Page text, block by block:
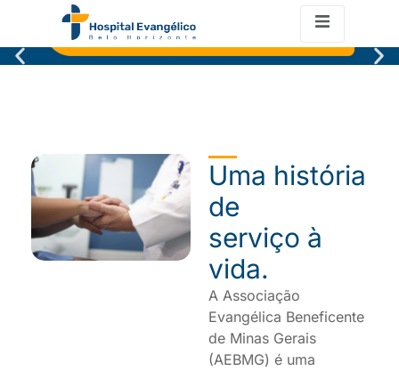
Uma história
de
serviço à
vida.
A Associação
Evangélica Beneficente
de Minas Gerais
(AEBMG) é uma